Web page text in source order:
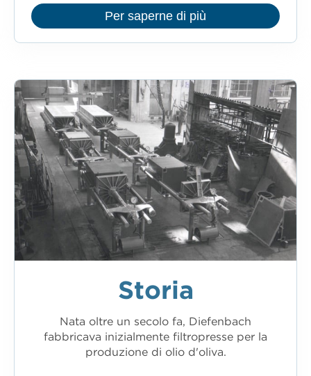
Per saperne di più
Storia
Nata oltre un secolo fa, Diefenbach
fabbricava inizialmente filtropresse per la
produzione di olio d'oliva.